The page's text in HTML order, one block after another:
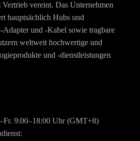
vereint. Das Unternehmen
hauptsächlich Hubs und
und -Kabel sowie tragbare
weltweit hochwertige und
und -dienstleistungen
9:00–18:00 Uhr (GMT+8)